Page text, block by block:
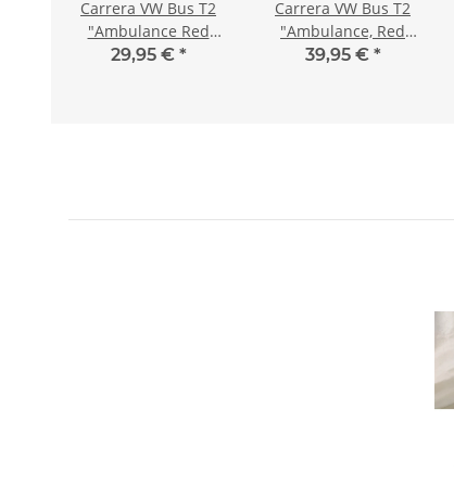
Carrera VW Bus T2
"Ambulance Red
Cross" für
29,95 € *
Carrera VW Bus T2
"Ambulance, Red
Cross" für DIGITAL132
39,95 € *